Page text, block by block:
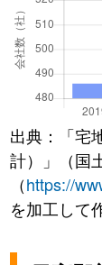
出典：「
計）」（国
（https://
を加工して